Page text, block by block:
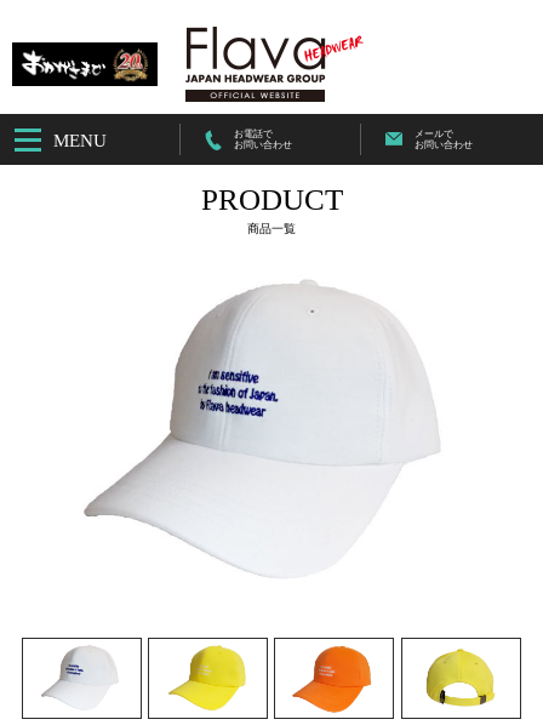
MENU
お電話で
お問い合わせ
メールで
お問い合わせ
PRODUCT
商品一覧